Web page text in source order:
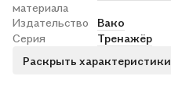
материала
Издательство
Вако
Серия
Тренажёр
Раскрыть характеристики